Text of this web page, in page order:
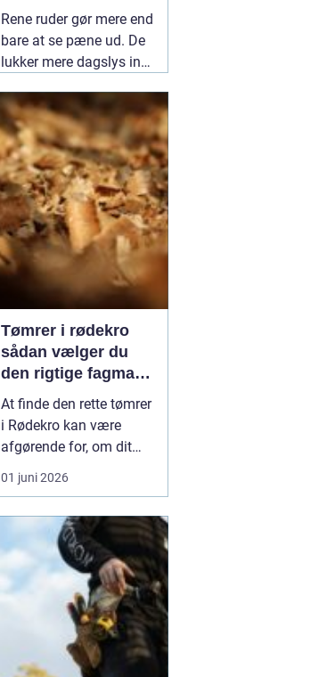
rundt
Rene ruder gør mere end
bare at se pæne ud. De
lukker mere dagslys ind,
virksomheden til at virke
velholdt og kan endda
forlænge levetiden på
både vinduer og
glasfacader. Mange i og
omkring Ringsted vælger
derfor en01 juni 2026
Tømrer i rødekro
sådan vælger du
den rigtige fagmand
til opgaven
At finde den rette tømrer
i Rødekro kan være
afgørende for, om dit
byggeprojekt bliver en
god oplevelse eller en
tømrer kan hjælpe med
alt fra nyt tag og nye
vinduer til renovering,
ombygning og
tilbygning. Derfor giver
01 juni 2026